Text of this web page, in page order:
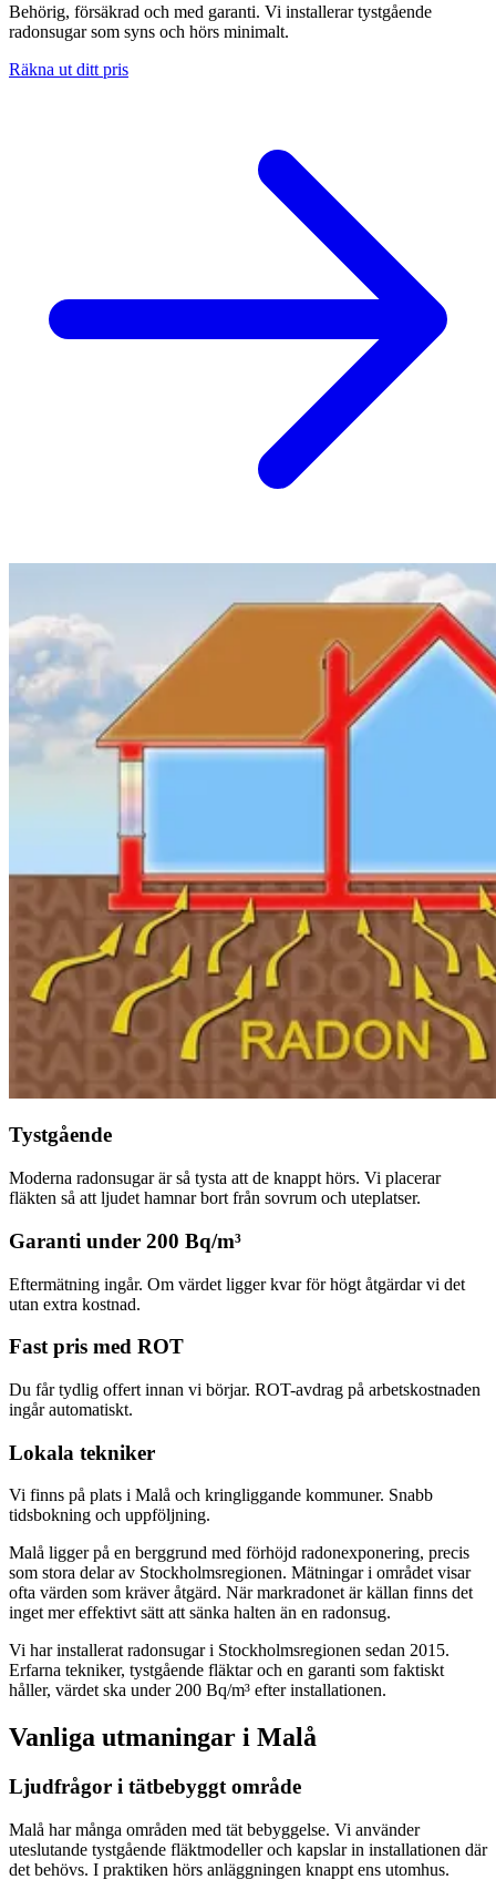
Behörig, försäkrad och med garanti. Vi installerar tystgående
radonsugar som syns och hörs minimalt.
Räkna ut ditt pris
Tystgående
Moderna radonsugar är så tysta att de knappt hörs. Vi placerar
fläkten så att ljudet hamnar bort från sovrum och uteplatser.
Garanti under 200 Bq/m³
Eftermätning ingår. Om värdet ligger kvar för högt åtgärdar vi det
utan extra kostnad.
Fast pris med ROT
Du får tydlig offert innan vi börjar. ROT-avdrag på arbetskostnaden
ingår automatiskt.
Lokala tekniker
Vi finns på plats i Malå och kringliggande kommuner. Snabb
tidsbokning och uppföljning.
Malå ligger på en berggrund med förhöjd radonexponering, precis
som stora delar av Stockholmsregionen. Mätningar i området visar
ofta värden som kräver åtgärd. När markradonet är källan finns det
inget mer effektivt sätt att sänka halten än en radonsug.
Vi har installerat radonsugar i Stockholmsregionen sedan 2015.
Erfarna tekniker, tystgående fläktar och en garanti som faktiskt
håller, värdet ska under 200 Bq/m³ efter installationen.
Vanliga utmaningar i Malå
Ljudfrågor i tätbebyggt område
Malå har många områden med tät bebyggelse. Vi använder
uteslutande tystgående fläktmodeller och kapslar in installationen där
det behövs. I praktiken hörs anläggningen knappt ens utomhus.